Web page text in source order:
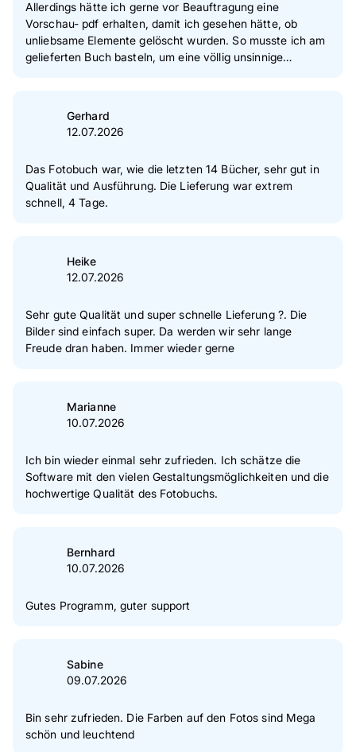
Allerdings hätte ich gerne vor Beauftragung eine
Vorschau- pdf erhalten, damit ich gesehen hätte, ob
unliebsame Elemente gelöscht wurden. So musste ich am
gelieferten Buch basteln, um eine völlig unsinnige
Layout war flexibel zu gestalten.
Gerhard
12.07.2026
Das Fotobuch war, wie die letzten 14 Bücher, sehr gut in
Qualität und Ausführung. Die Lieferung war extrem
schnell, 4 Tage.
Heike
12.07.2026
Sehr gute Qualität und super schnelle Lieferung ?. Die
Bilder sind einfach super. Da werden wir sehr lange
Freude dran haben. Immer wieder gerne
Marianne
10.07.2026
Ich bin wieder einmal sehr zufrieden. Ich schätze die
Software mit den vielen Gestaltungsmöglichkeiten und die
hochwertige Qualität des Fotobuchs.
Bernhard
10.07.2026
Gutes Programm, guter support
Sabine
09.07.2026
Bin sehr zufrieden. Die Farben auf den Fotos sind Mega
schön und leuchtend